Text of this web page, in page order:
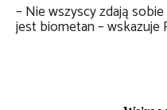
– Nie wszyscy zdają
jest biometan – wskazuje